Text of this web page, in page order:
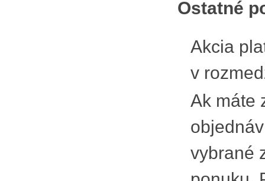
Ostatné
Akcia
v
Ak máte
vybrané